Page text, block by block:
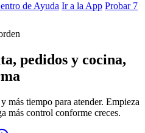
de Ayuda Ir a la App Probar 7
pedidos y cocina,
más tiempo para atender. Empieza
más control conforme creces.